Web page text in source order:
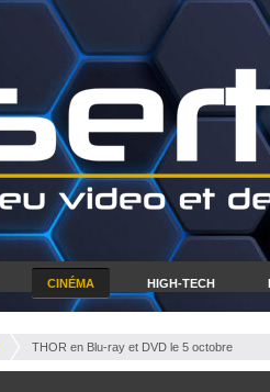
CINÉMA HIGH-TECH
THOR en Blu-ray et DVD le 5 octobre